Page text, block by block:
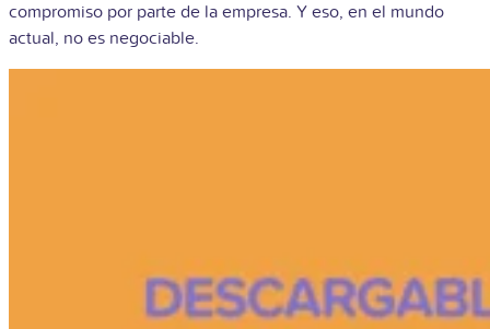
compromiso por parte de la empresa. Y eso, en el mundo
actual, no es negociable.